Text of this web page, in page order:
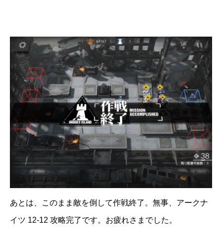
あとは、このまま敵を倒して作戦終了。無事、アークナ
イツ 12-12 攻略完了です。お疲れさまでした。